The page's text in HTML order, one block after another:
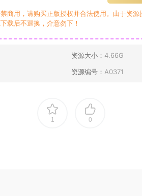
商用，请购买正版授权并合法使用。由于资
载后不退换，介意勿下！
资源大小： 4.66G
资源编号： A0371
1 0